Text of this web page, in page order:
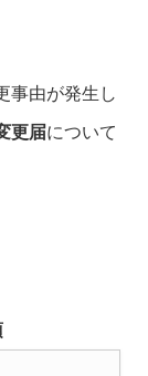
事由が発生し
更届について